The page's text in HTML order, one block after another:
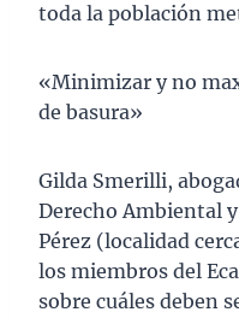
toda la población
«Minimizar y no
de basura»
Gilda Smerilli,
Derecho Ambiental
Pérez (localidad
los miembros del
sobre cuáles deben